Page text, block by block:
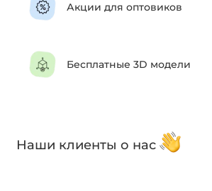
Акции для оптовиков
Бесплатные 3D модели
Наши клиенты о нас